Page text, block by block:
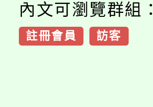
內文可瀏覽群組：
註冊會員 訪客